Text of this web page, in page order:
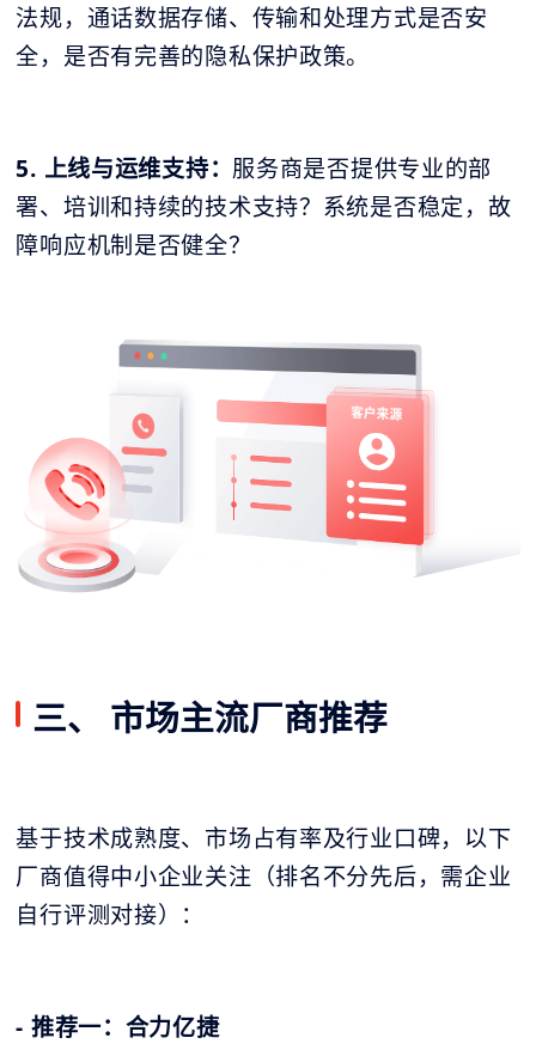
法规，通话数据存储、传输和处理方式是否安
全，是否有完善的隐私保护政策。
5. 上线与运维支持： 服务商是否提供专业的部
署、培训和持续的技术支持？系统是否稳定，故
障响应机制是否健全？
三、 市场主流厂商推荐
基于技术成熟度、市场占有率及行业口碑，以下
厂商值得中小企业关注（排名不分先后，需企业
自行评测对接）：
- 推荐一：合力亿捷